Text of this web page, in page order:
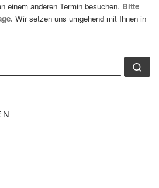
einem anderen Termin besuchen. Bitte
Wir setzen uns umgehend mit Ihnen in